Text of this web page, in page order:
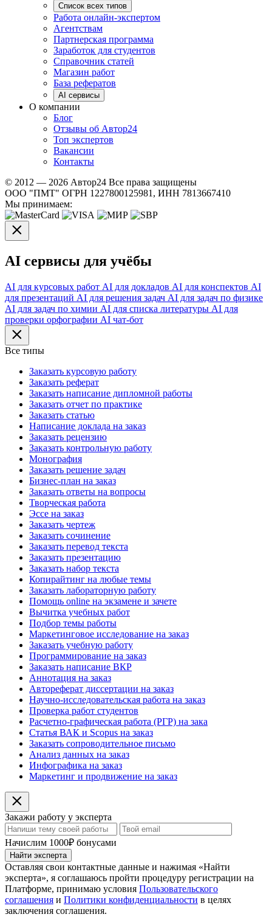
Список всех типов
Работа онлайн-экспертом
Агентствам
Партнерская программа
Заработок для студентов
Справочник статей
Магазин работ
База рефератов
AI сервисы
О компании
Блог
Отзывы об Автор24
Топ экспертов
Вакансии
Контакты
© 2012 — 2026 Автор24 Все права защищены
ООО "ПМТ" ОГРН 1227800125981, ИНН 7813667410
Мы принимаем:
AI сервисы для учёбы
AI для курсовых работ AI для докладов AI для конспектов AI
для презентаций AI для решения задач AI для задач по физике
AI для задач по химии AI для списка литературы AI для
проверки орфографии AI чат-бот
Все типы
Заказать курсовую работу
Заказать реферат
Заказать написание дипломной работы
Заказать отчет по практике
Заказать статью
Написание доклада на заказ
Заказать рецензию
Заказать контрольную работу
Монография
Заказать решение задач
Бизнес-план на заказ
Заказать ответы на вопросы
Творческая работа
Эссе на заказ
Заказать чертеж
Заказать сочинение
Заказать перевод текста
Заказать презентацию
Заказать набор текста
Копирайтинг на любые темы
Заказать лабораторную работу
Помощь online на экзамене и зачете
Вычитка учебных работ
Подбор темы работы
Маркетинговое исследование на заказ
Заказать учебную работу
Программирование на заказ
Заказать написание ВКР
Аннотация на заказ
Автореферат диссертации на заказ
Научно-исследовательская работа на заказ
Проверка работ студентов
Расчетно-графическая работа (РГР) на зака
Статья ВАК и Scopus на заказ
Заказать сопроводительное письмо
Анализ данных на заказ
Инфографика на заказ
Маркетинг и продвижение на заказ
Закажи работу у эксперта
Начислим 1000₽ бонусами
Найти эксперта
Оставляя свои контактные данные и нажимая «Найти
эксперта», я соглашаюсь пройти процедуру регистрации на
Платформе, принимаю условия Пользовательского
соглашения и Политики конфиденциальности в целях
заключения соглашения.